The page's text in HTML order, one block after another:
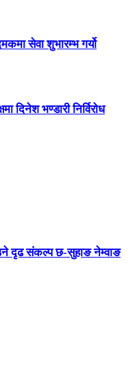
सेवा शुभारम्भ गर्यो
दिनेश भण्डारी निर्विरोध
दृढ संकल्प छ-सुहाङ नेम्वाङ